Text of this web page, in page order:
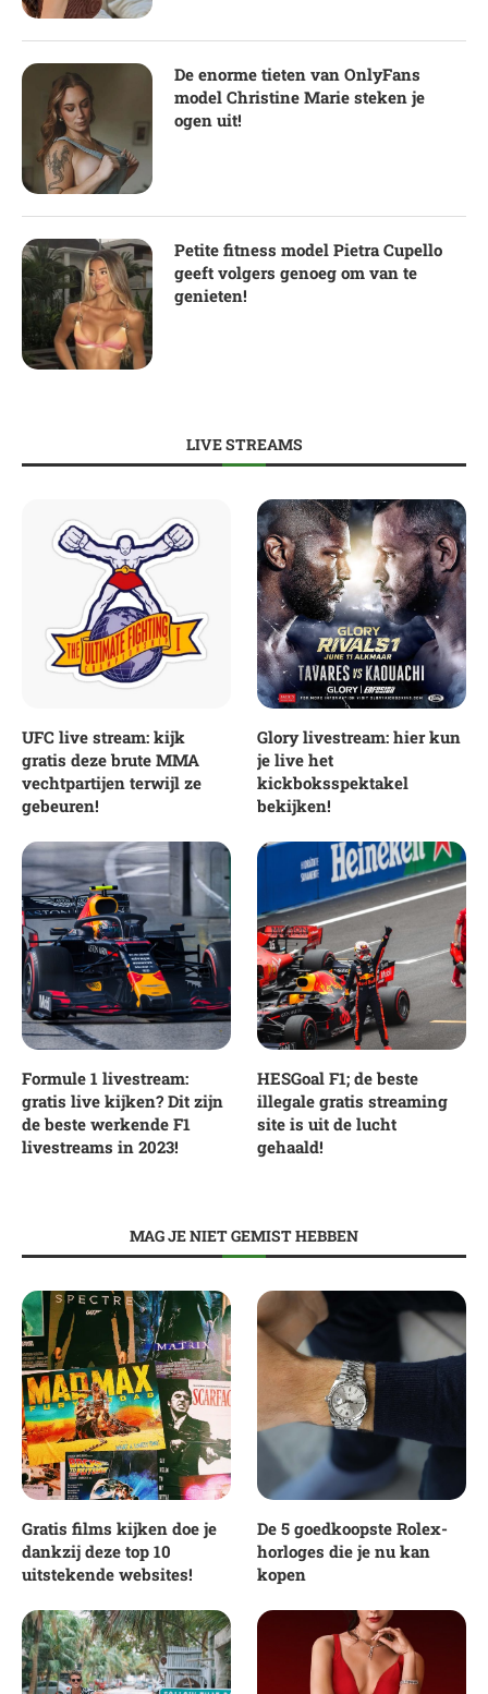
De enorme tieten van OnlyFans
model Christine Marie steken je
ogen uit!
Petite fitness model Pietra Cupello
geeft volgers genoeg om van te
genieten!
LIVE STREAMS
UFC live stream: kijk
gratis deze brute MMA
vechtpartijen terwijl ze
gebeuren!
Glory livestream: hier kun
je live het
kickboksspektakel
bekijken!
Formule 1 livestream:
gratis live kijken? Dit zijn
de beste werkende F1
livestreams in 2023!
HESGoal F1; de beste
illegale gratis streaming
site is uit de lucht
gehaald!
MAG JE NIET GEMIST HEBBEN
Gratis films kijken doe je
dankzij deze top 10
uitstekende websites!
De 5 goedkoopste Rolex-
horloges die je nu kan
kopen